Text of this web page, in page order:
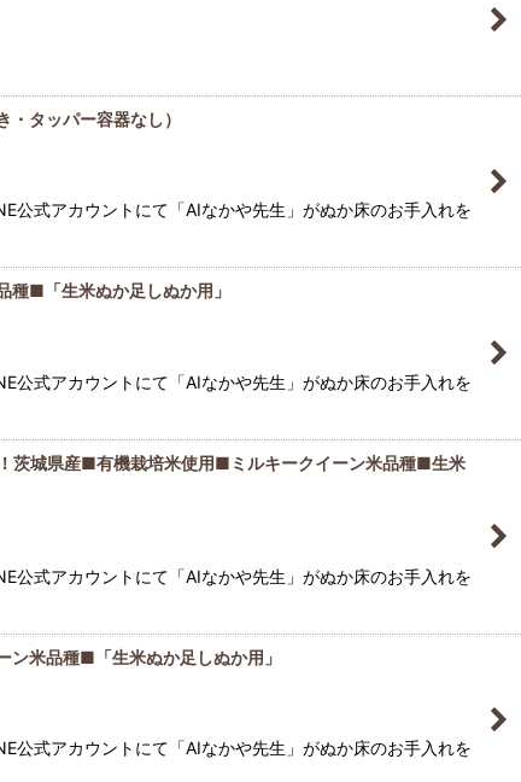
タッパー容器なし）
公式アカウントにて「AIなかや先生」がぬか床のお手入れを
■「生米ぬか足しぬか用」
公式アカウントにて「AIなかや先生」がぬか床のお手入れを
茨城県産■有機栽培米使用■ミルキークイーン米品種■生米
公式アカウントにて「AIなかや先生」がぬか床のお手入れを
米品種■「生米ぬか足しぬか用」
公式アカウントにて「AIなかや先生」がぬか床のお手入れを